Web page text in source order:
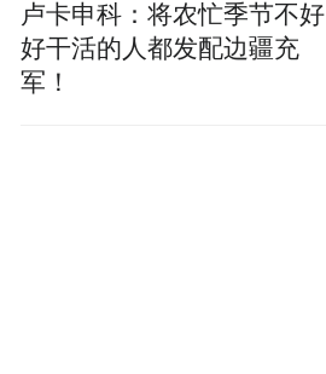
卢卡申科：将农忙季节不好
好干活的人都发配边疆充
军！